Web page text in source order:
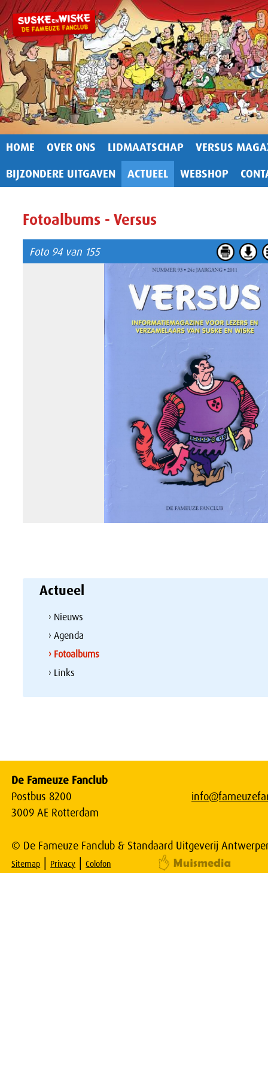
HOME OVER ONS LIDMAATSCHAP
VERSUS
BIJZONDERE UITGAVEN
ACTUEEL WEBSHOP
Fotoalbums - Versus
Foto 94 van 155
Actueel
› Nieuws
› Agenda
› Fotoalbums
› Links
De Fameuze Fanclub
Postbus 8200
3009 AE Rotterdam
© De Fameuze Fanclub & Standaard Uitgeverij
Sitemap | Privacy |Colofon